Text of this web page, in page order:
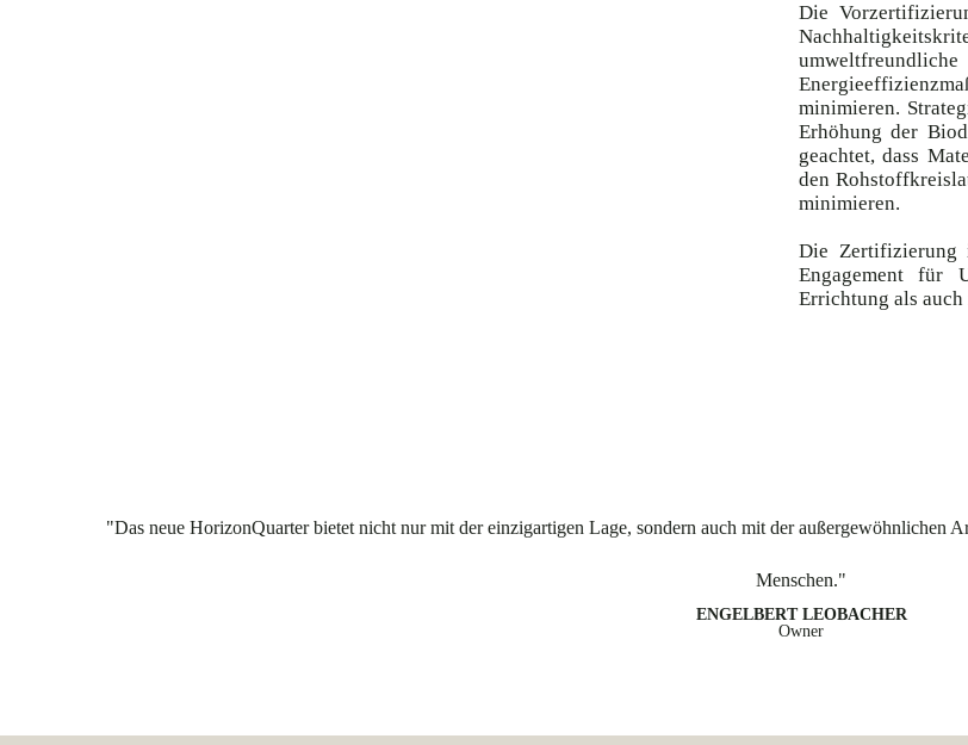
Die
minimieren.
Erhöhung der
geachtet, dass
den
minimieren.
Die Zertifizierung
Engagement für
Errichtung als
"Das neue HorizonQuarter bietet nicht nur mit der einzigartigen Lage, sondern auch mit der außergewöhnlichen
Menschen."
ENGELBERT LEOBACHER
Owner